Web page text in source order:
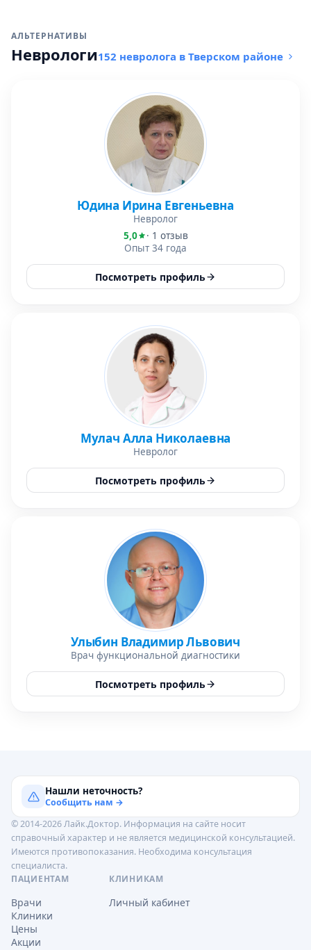
АЛЬТЕРНАТИВЫ
Неврологи152 невролога в Тверском районе
Юдина Ирина Евгеньевна
Невролог
5,0
· 1 отзыв
Опыт 34 года
Посмотреть профиль
Мулач Алла Николаевна
Невролог
Посмотреть профиль
Улыбин Владимир Львович
Врач функциональной диагностики
Посмотреть профиль
Нашли неточность?
Сообщить нам →
© 2014-2026 Лайк.Доктор. Информация на сайте носит
справочный характер и не является медицинской консультацией.
Имеются противопоказания. Необходима консультация
специалиста.
ПАЦИЕНТАМ
Врачи
Клиники
Цены
Акции
КЛИНИКАМ
Личный кабинет